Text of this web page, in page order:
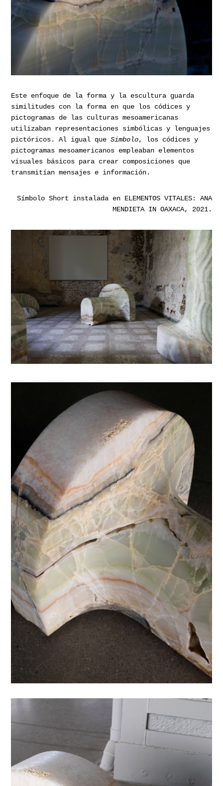
Este enfoque de la forma y la escultura guarda
similitudes con la forma en que los códices y
pictogramas de las culturas mesoamericanas
utilizaban representaciones simbólicas y lenguajes
pictóricos. Al igual queSimbolo, los códices y
pictogramas mesoamericanos empleaban elementos
visuales básicos para crear composiciones que
transmitían mensajes e información.
Símbolo Short instalada en ELEMENTOS VITALES: ANA
MENDIETA IN OAXACA, 2021.